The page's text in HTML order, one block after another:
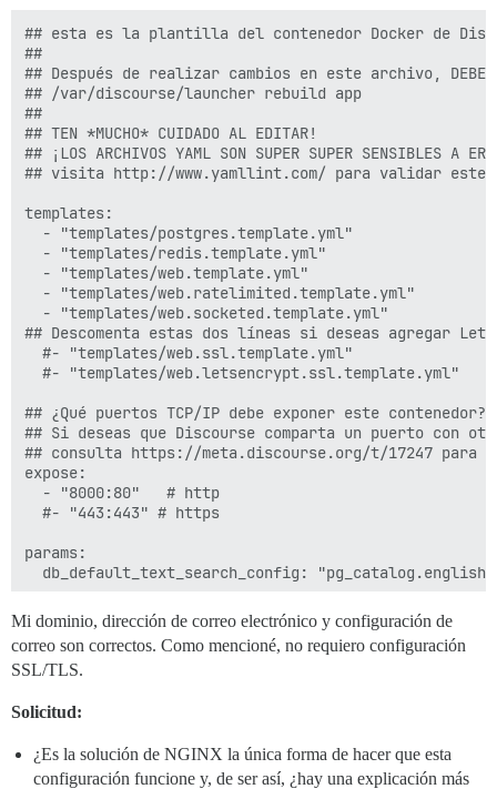
## esta es la plantilla del contenedor Docker de
##
## Después de realizar cambios en este archivo,
## /var/discourse/launcher rebuild app
##
## TEN *MUCHO* CUIDADO AL EDITAR!
## ¡LOS ARCHIVOS YAML SON SUPER SUPER SENSIBLES A
## visita http://www.yamllint.com/ para validar este
templates:
  - "templates/postgres.template.yml"
  - "templates/redis.template.yml"
  - "templates/web.template.yml"
  - "templates/web.ratelimited.template.yml"
  - "templates/web.socketed.template.yml"
## Descomenta estas dos líneas si deseas agregar
  #- "templates/web.ssl.template.yml"
  #- "templates/web.letsencrypt.ssl.template.yml"
## ¿Qué puertos TCP/IP debe exponer este contenedor?
## Si deseas que Discourse comparta un puerto con
## consulta https://meta.discourse.org/t/17247 para
expose:
  - "8000:80"   # http
  #- "443:443" # https
params:
  db_default_text_search_config: "pg_catalog.english"
## Establece db_shared_buffers a un máximo del 25%
## se establecerá automáticamente durante el
  #db_shared_buffers: "256MB"
  #db_work_mem: "40MB"
## ¿Qué revisión de Git debe usar este contenedor?
  #version: tests-passed
Mi dominio, dirección de correo electrónico y configuración de
correo son correctos. Como mencioné, no requiero configuración
SSL/TLS.
Solicitud:
¿Es la solución de NGINX la única forma de hacer que esta
configuración funcione y, de ser así, ¿hay una explicación más